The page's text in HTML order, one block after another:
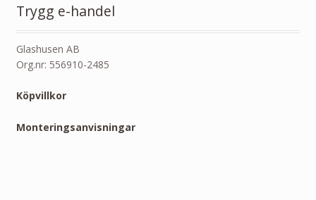
Trygg e-handel
Glashusen AB
Org.nr: 556910-2485
Köpvillkor
Monteringsanvisningar